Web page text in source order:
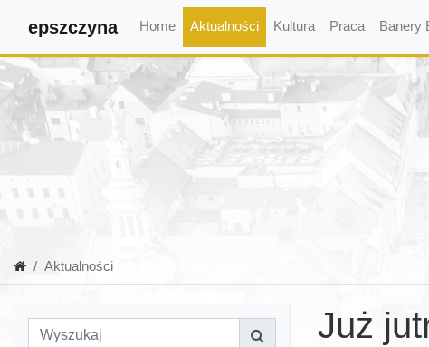
epszczyna Home Aktualności Kultura Praca Banery
Aktualności
Już